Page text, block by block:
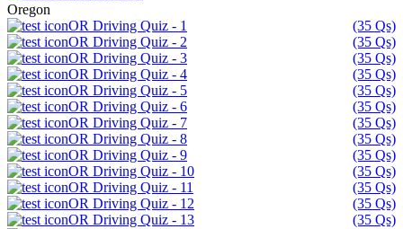
Oregon
OR Driving Quiz - 1
(35 Qs)
OR Driving Quiz - 2
(35 Qs)
OR Driving Quiz - 3
(35 Qs)
OR Driving Quiz - 4
(35 Qs)
OR Driving Quiz - 5
(35 Qs)
OR Driving Quiz - 6
(35 Qs)
OR Driving Quiz - 7
(35 Qs)
OR Driving Quiz - 8
(35 Qs)
OR Driving Quiz - 9
(35 Qs)
OR Driving Quiz - 10
(35 Qs)
OR Driving Quiz - 11
(35 Qs)
OR Driving Quiz - 12
(35 Qs)
OR Driving Quiz - 13
(35 Qs)